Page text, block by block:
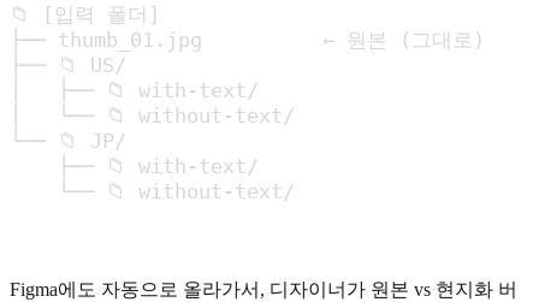
📁 [입력 폴더]
├── thumb_01.jpg          ← 원본 (그대로)
├── 📁 US/
│   ├── 📁 with-text/
│   └── 📁 without-text/
└── 📁 JP/
    ├── 📁 with-text/
    └── 📁 without-text/
Figma에도 자동으로 올라가서, 디자이너가 원본 vs 현지화 버